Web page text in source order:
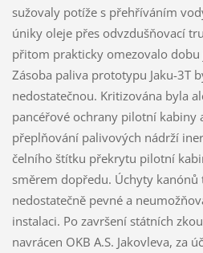
sužovaly potíže s přehříváním
úniky oleje přes odvzdušňovací
přitom prakticky omezovalo
Zásoba paliva prototypu Jaku-3T
nedostatečnou. Kritizována byla
pancéřové ochrany pilotní kabiny
přeplňování palivových nádrží
čelního štítku překrytu pilotní
směrem dopředu. Úchyty kanónů
nedostatečně pevné a
instalaci. Po završení státních
navrácen OKB A.S. Jakovleva, za